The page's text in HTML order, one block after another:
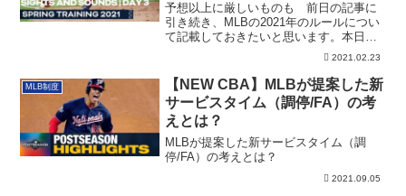
ング・デバイスも登場！
予想以上に厳しいものも 前日の記事に
引き続き、MLBの2021年のルールについ
て記載しておきたいと思います。本日
2021.02.23
MLB制度
【NEW CBA】MLBが提案した新
サービスタイム（調停/FA）の考
えとは？
MLBが提案した新サービスタイム（調
停/FA）の考えとは？
2021.09.05